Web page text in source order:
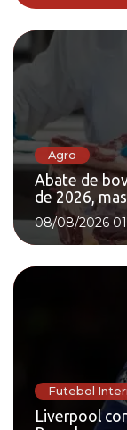
Agro
Abate de
de 2026,
08/08/2026
Futebol
Liverpool